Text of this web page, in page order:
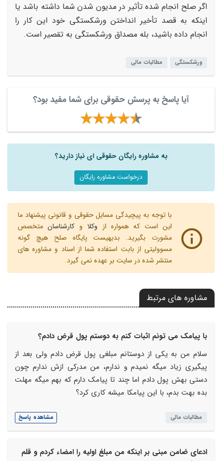
اگر صلح انجام شده تأثیر در مدیون شدن شما داشته باشد یا
اینکه به قصد تأخیر انداختن ورشکستگی خود این کار را
انجام داده باشید، بله مصداق ورشکستگی به تقصیر است.
ورشکستگی مطالبات مالی
آیا پاسخ به پرسش حقوقی برای شما مفید بود؟
به مشاوره رایگان حقوقی ای نیاز دارید؟
درخواست مشاوره رایگان
با توجه به پیچیدگی مسایل حقوقی و قانونی پیشنهاد ما
این است که همواره از وکلاو کارشناسانمتخصص
مشورت بگیرید. بدیهیست پایگاه صلح هیچ گونه
مسوولیتی از بابت استفاده شما از اسناد و مشاوره های
منتشر شده در سایت بر عهده نمی گیرد.
مشاوره های مرتبط
با پیامک می تونم اثبات کنم به دوستم پول قرض دادم؟
سلام من به یکی از دوستانم مبلغی پول قرض دادم ولی بعد از
پیگیری زیاد میگه نمیدم و ندارم، من مدرکی ازش ندارم چون
دستی بهش پول دادم اما چند تا پیامک دارم که بهم میگه مهلت
بده بهت بدم، با این پیامکا میشه کاری کرد؟
مطالبات مالی مشاهده پاسخ
ادعای ضامن مبنی بر اینکه من مبلغ اولیه را امضاء کردم و قلم